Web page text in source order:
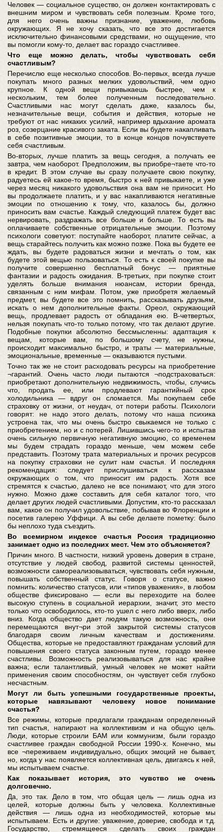
Человек — социальное существо, он должен контактировать с
внешним миром и чувствовать себя полезным. Кроме того,
для него очень важны признание, уважение, любовь
окружающих. Я не хочу сказать, что все это достигается
исключительно финансовыми средствами, но ощущение, что
вы помогли кому-то, делает вас гораздо счастливее.
Что еще можно делать, чтобы чувствовать себя
счастливым?
Перечислю еще несколько способов. Во-первых, всегда лучше
покупать много разных мелких удовольствий, чем одно
крупное. К одной вещи привыкаешь быстрее, чем к
нескольким, тем более полученным последовательно.
Счастливыми нас могут сделать даже, казалось бы,
незначительные вещи, события и действия, которые не
требуют от нас никаких усилий, например вдыхание аромата
роз, созерцание красивого заката. Если вы будете накапливать
в себе позитивные эмоции, то в конце концов почувствуете
себя счастливым.
Во-вторых, лучше платить за вещь сегодня, а получать ее
завтра, чем наоборот. Предположим, вы приобре¬таете что-то
в кредит. В этом случае вы сразу получаете свою покупку,
радуетесь ей какое-то время, быстро к ней привыкаете, и уже
через месяц никакого удовольствия она вам не приносит. Но
вы продолжаете платить, и у вас накапливаются негативные
эмоции по отношению к тому, что, казалось бы, должно
приносить вам счастье. Каждый следующий платеж будет вас
нервировать, раздражать все больше и больше. То есть вы
оплачиваете собственные отрицательные эмоции. Поэтому
психологи советуют: поступайте наоборот, платите сейчас, а
вещь старайтесь получить как можно позже. Пока вы будете ее
ждать, вы будете радоваться жизни и мечтать о том, как
будете этой вещью пользоваться. То есть к своей покупке вы
получите совершенно бесплатный бонус — приятные
фантазии и радость ожидания. В-третьих, при покупке стоит
уделять больше внимания нюансам, истории бренда,
связанным с ним мифам. Потом, уже приобретя желаемый
предмет, вы будете все это помнить, рассказывать друзьям,
искать о нем дополнительные факты. Ореол, окружающий
вещь, продлевает радость от обладания ею. В-четвертых,
нельзя покупать что-то только потому, что так делают другие.
Подобные покупки абсолютно бессмысленны: адаптация к
вещам, которые вам, по большому счету, не нужны,
происходит максимально быстро, и траты — материальные,
эмоциональные, временные — оказываются пустыми.
Точно так же не стоит расходовать ресурсы на приобретение
¬гарантий. Очень часто люди пытаются ¬подстраховаться:
приобретают дополнительную недвижимость, чтобы, случись
что, продать ее, или продлевают гарантийный срок
холодильника — вдруг он сломается. Мы покупаем себе
страховку от жизни, от неудач, от потери работы. Психологи
говорят: не надо этого делать, потому что наша психика
устроена так, что мы очень быстро свыкаемся не только с
приобретением, но и с потерей. Лишившись чего-то и испытав
очень сильную первичную негативную эмоцию, со временем
мы будем страдать гораздо меньше, чем можем себе
представить. Поэтому трата материальных и прочих ресурсов
на покупку страховки не сулит нам счастья. И последняя
рекомендация: следует прислушиваться к рассказам
окружающих о том, что приносит им радость. Хотя все
стремятся к счастью, далеко не все понимают, что для этого
нужно. Можно даже составить для себя каталог того, что
делает других людей счастливыми. Допустим, кто-то рассказал
вам, какое он получил удовольствие, побывав во Флоренции и
посетив галерею Уффици. А вы себе делаете пометку: было
бы неплохо туда съездить.
Во всемирном индексе счастья Россия традиционно
занимает одно из последних мест. Чем это объясняется?
Причин много. В частности, низкий уровень доверия в стране,
отсутствие у людей свобод, развитой системы ценностей,
возможности самореализовываться, чувствовать себя нужным,
повышать собственный статус. Говоря о статусе, важно
помнить: количество статусов, или «типов уважения», в любом
обществе фиксировано — если вы переходите на более
высокую ступень в социальной иерархии, значит, это место
только что освободилось, кто-то ушел с него либо вверх, либо
вниз. Когда общество дает людям такую возможность, они
перемещаются внут¬ри этой закрытой системы статусов
благодаря своим личным качествам и достижениям.
Общества, которые не предоставляют гражданам условий для
повышения своего статуса законным путем, гораздо менее
счастливы. Возможность реализовываться для нас крайне
важна; если талантливый, умный человек не может найти
применения своим способностям, он чувствует себя глубоко
несчастным.
Могут ли быть успешными государственные проекты,
которые навязывают человеку новое понимание
счастья?
Все режимы, которые предлагали гражданам определенный
тип счастья, напирают на коллективизм и на общую цель.
Люди, которые строили БАМ или коммунизм, были гораздо
счастливее граждан свободной России 1990-х. Конечно, мы
все ¬переживаем индивидуально, общих эмоций не бывает,
но, когда у нас появляется коллективная цель, двигаясь к ней,
мы испытываем счастье.
Как показывает история, это чувство не очень
долговечно.
Да, это так. Дело в том, что общая цель — лишь одна из
целей, которые должны быть у человека. Коллективные
действия — лишь одна из необходимостей, которые мы
испытываем. Есть и другие: уважение, доверие, свобода и т.д.
Государство, стремящееся сделать своих граждан